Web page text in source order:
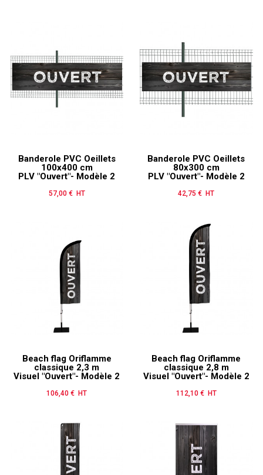
Banderole PVC Oeillets
100x400 cm
PLV "Ouvert"- Modèle 2
Prix
57,00 € HT
Banderole PVC Oeillets
80x300 cm
PLV "Ouvert"- Modèle 2
Prix
42,75 € HT
Beach flag Oriflamme
classique 2,3 m
Visuel "Ouvert"- Modèle 2
Prix
106,40 € HT
Beach flag Oriflamme
classique 2,8 m
Visuel "Ouvert"- Modèle 2
Prix
112,10 € HT